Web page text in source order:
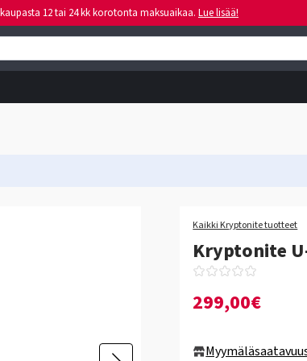
12 tai 24 kk korotonta maksuaikaa. Lue lisää!
Kaikki Kryptonite tuotteet
Kryptonite
299,00€